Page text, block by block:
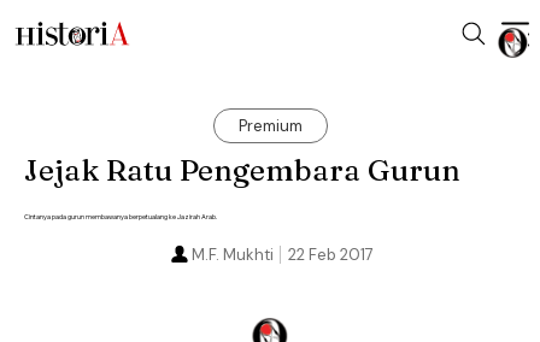
Premium
Jejak Ratu Pengembara Gurun
Cintanya pada gurun membawanya berpetualang ke Jazirah Arab.
22 Feb 2017
M.F. Mukhti